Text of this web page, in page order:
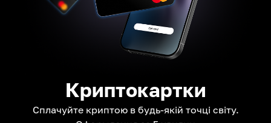
Криптокартки
Сплачуйте криптою в будь-якій точці світу.